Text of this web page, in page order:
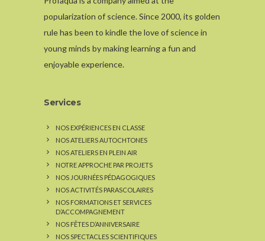
popularization of science. Since 2000, its golden
rule has been to kindle the love of science in
young minds by making learning a fun and
enjoyable experience.
Services
NOS EXPÉRIENCES EN CLASSE
NOS ATELIERS AUTOCHTONES
NOS ATELIERS EN PLEIN AIR
NOTRE APPROCHE PAR PROJETS
NOS JOURNÉES PÉDAGOGIQUES
NOS ACTIVITÉS PARASCOLAIRES
NOS FORMATIONS ET SERVICES
D’ACCOMPAGNEMENT
NOS FÊTES D’ANNIVERSAIRE
NOS SPECTACLES SCIENTIFIQUES